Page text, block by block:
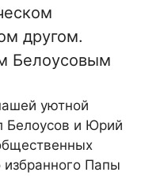
другом.
Белоусовым
уютной
Белоусов и Юрий
избранного Папы